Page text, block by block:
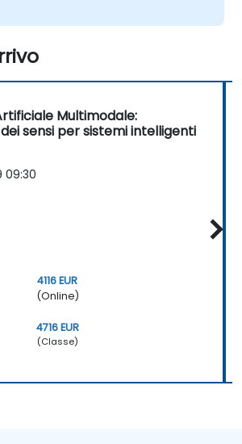
Multimodale:
sensi per sistemi intelligenti
09:30
4116 EUR
(Online)
4716 EUR
(Classe)